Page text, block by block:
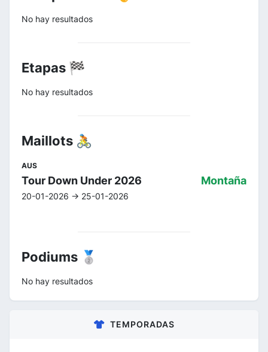
No hay resultados
Etapas 🏁
No hay resultados
Maillots 🚴
AUS
Tour Down Under 2026
20-01-2026 -> 25-01-2026
Montaña
Podiums 🥈
No hay resultados
TEMPORADAS